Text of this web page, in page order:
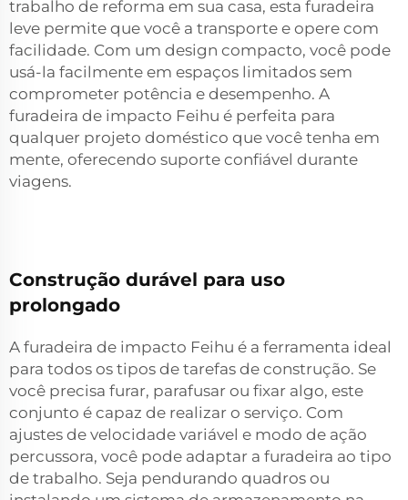
trabalho de reforma em sua casa, esta furadeira
leve permite que você a transporte e opere com
facilidade. Com um design compacto, você pode
usá-la facilmente em espaços limitados sem
comprometer potência e desempenho. A
furadeira de impacto Feihu é perfeita para
qualquer projeto doméstico que você tenha em
mente, oferecendo suporte confiável durante
viagens.
Construção durável para uso
prolongado
A furadeira de impacto Feihu é a ferramenta ideal
para todos os tipos de tarefas de construção. Se
você precisa furar, parafusar ou fixar algo, este
conjunto é capaz de realizar o serviço. Com
ajustes de velocidade variável e modo de ação
percussora, você pode adaptar a furadeira ao tipo
de trabalho. Seja pendurando quadros ou